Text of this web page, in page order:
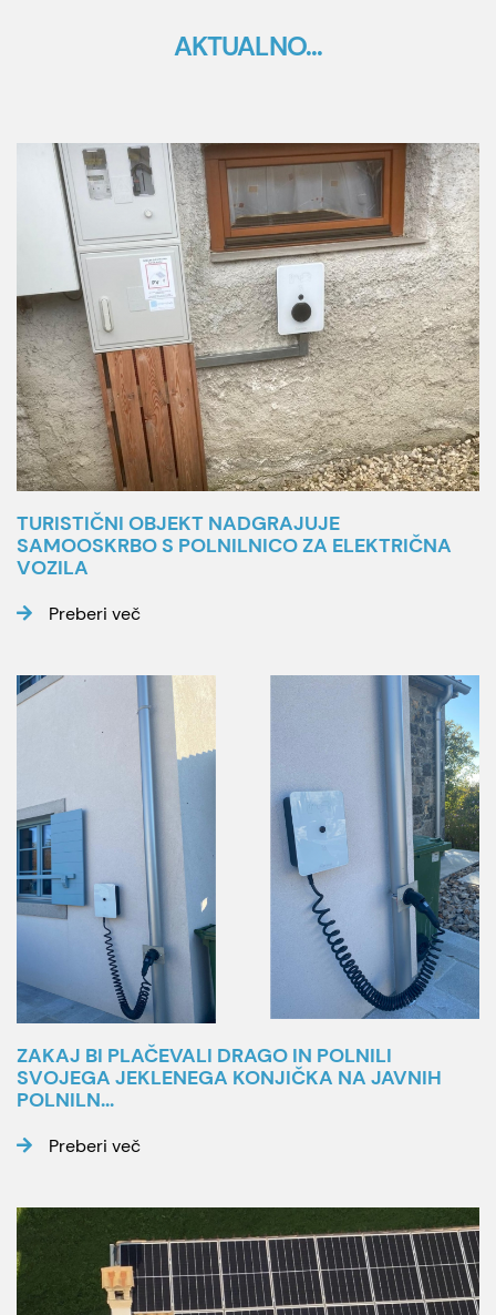
AKTUALNO...
TURISTIČNI OBJEKT NADGRAJUJE
SAMOOSKRBO S POLNILNICO ZA ELEKTRIČNA
VOZILA
Preberi več
ZAKAJ BI PLAČEVALI DRAGO IN POLNILI
SVOJEGA JEKLENEGA KONJIČKA NA JAVNIH
POLNILN...
Preberi več